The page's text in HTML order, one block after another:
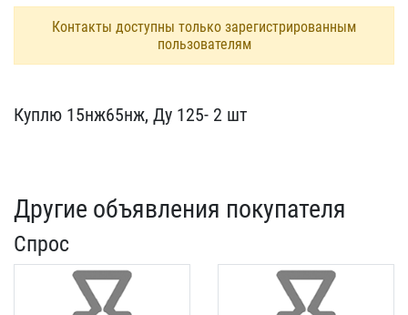
Контакты доступны только зарегистрированным
пользователям
Куплю 15нж65нж, Ду 125- ​2 шт
Другие объявления покупателя
Спрос